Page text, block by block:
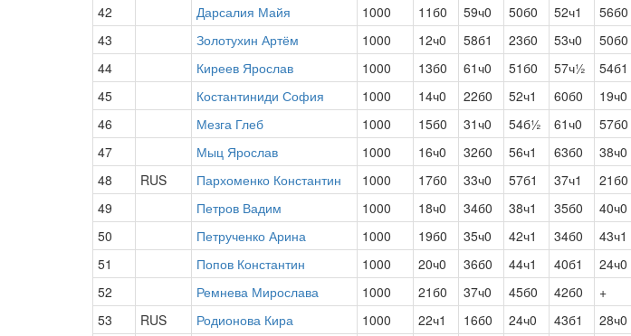
42
Дарсалия Майя 1000 11б0 59ч0 50б0 52ч1 56б0
43
Золотухин Артём 1000 12ч0 58б1 23б0 53ч0 50б0
44
Киреев Ярослав 1000 13б0 61ч0 51б0 57ч½ 54б1
45
Костантиниди София 1000 14ч0 22б0 52ч1 60б0 19ч0
46
Мезга Глеб 1000 15б0 31ч0 54б½ 61ч0 57б0
47
Мыц Ярослав 1000 16ч0 32б0 56ч1 63б0 38ч0
48
RUS Пархоменко Константин 1000 17б0 33ч0 57б1 37ч1 21б0
49
Петров Вадим 1000 18ч0 34б0 38ч1 35б0 40ч0
50
Петрученко Арина 1000 19б0 35ч0 42ч1 34б0 43ч1
51
Попов Константин 1000 20ч0 36б0 44ч1 40б1 24ч0
52
Ремнева Мирослава 1000 21б0 37ч0 45б0 42б0 +
53
RUS Родионова Кира 1000 22ч1 16б0 24ч0 43б1 28ч0